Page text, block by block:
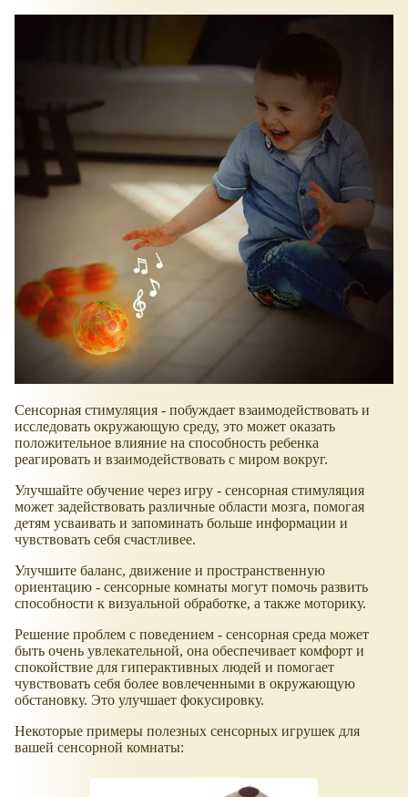
Сенсорная стимуляция - побуждает взаимодействовать и
исследовать окружающую среду, это может оказать
положительное влияние на способность ребенка
реагировать и взаимодействовать с миром вокруг.
Улучшайте обучение через игру - сенсорная стимуляция
может задействовать различные области мозга, помогая
детям усваивать и запоминать больше информации и
чувствовать себя счастливее.
Улучшите баланс, движение и пространственную
ориентацию - сенсорные комнаты могут помочь развить
способности к визуальной обработке, а также моторику.
Решение проблем с поведением - сенсорная среда может
быть очень увлекательной, она обеспечивает комфорт и
спокойствие для гиперактивных людей и помогает
чувствовать себя более вовлеченными в окружающую
обстановку. Это улучшает фокусировку.
Некоторые примеры полезных сенсорных игрушек для
вашей сенсорной комнаты: